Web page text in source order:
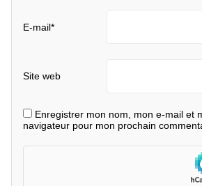
E-mail*
Site web
Enregistrer mon nom, mon e-mail et
navigateur pour mon prochain